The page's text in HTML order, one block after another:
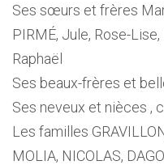
Ses sœurs et frères
PIRMÉ, Jule, Rose-
Raphaël
Ses beaux-frères et
Ses neveux et nièces ,
Les familles
MOLIA, NICOLAS,